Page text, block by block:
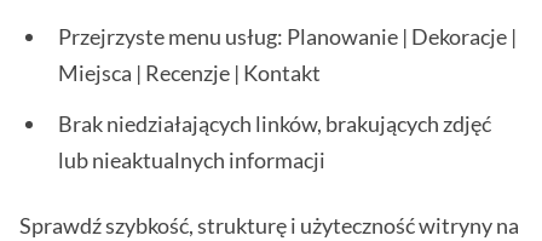
Przejrzyste menu usług: Planowanie | Dekoracje |
Miejsca | Recenzje | Kontakt
Brak niedziałających linków, brakujących zdjęć
lub nieaktualnych informacji
Sprawdź szybkość, strukturę i użyteczność witryny na